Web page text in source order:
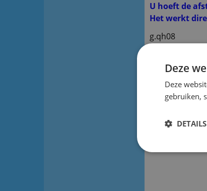
U hoeft de
Het werkt
g.qh08
g.qxx77
g.qh03 x2
Deze
Deze
gebruiken,